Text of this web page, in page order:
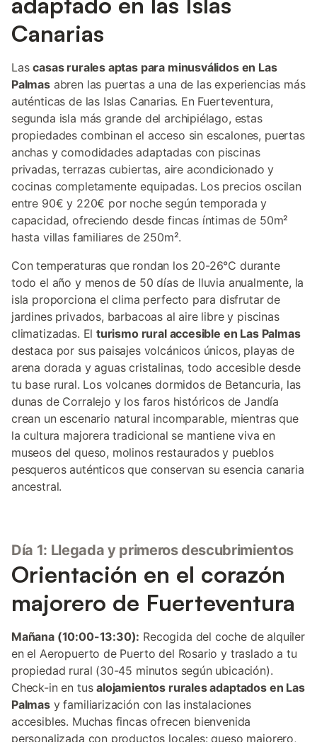
Canarias
Lascasas rurales aptas para minusválidos en Las
Palmasabren las puertas a una de las experiencias más
auténticas de las Islas Canarias. En Fuerteventura,
segunda isla más grande del archipiélago, estas
propiedades combinan el acceso sin escalones, puertas
anchas y comodidades adaptadas con piscinas
privadas, terrazas cubiertas, aire acondicionado y
cocinas completamente equipadas. Los precios oscilan
entre 90€ y 220€ por noche según temporada y
capacidad, ofreciendo desde fincas íntimas de 50m²
hasta villas familiares de 250m².
Con temperaturas que rondan los 20-26°C durante
todo el año y menos de 50 días de lluvia anualmente, la
isla proporciona el clima perfecto para disfrutar de
jardines privados, barbacoas al aire libre y piscinas
climatizadas. Elturismo rural accesible en Las Palmas
destaca por sus paisajes volcánicos únicos, playas de
arena dorada y aguas cristalinas, todo accesible desde
tu base rural. Los volcanes dormidos de Betancuria, las
dunas de Corralejo y los faros históricos de Jandía
crean un escenario natural incomparable, mientras que
la cultura majorera tradicional se mantiene viva en
museos del queso, molinos restaurados y pueblos
pesqueros auténticos que conservan su esencia canaria
ancestral.
Día 1: Llegada y primeros descubrimientos
Orientación en el corazón
majorero de Fuerteventura
Mañana (10:00-13:30): Recogida del coche de alquiler
en el Aeropuerto de Puerto del Rosario y traslado a tu
propiedad rural (30-45 minutos según ubicación).
Check-in en tusalojamientos rurales adaptados en Las
Palmasy familiarización con las instalaciones
accesibles. Muchas fincas ofrecen bienvenida
personalizada con productos locales: queso majorero,